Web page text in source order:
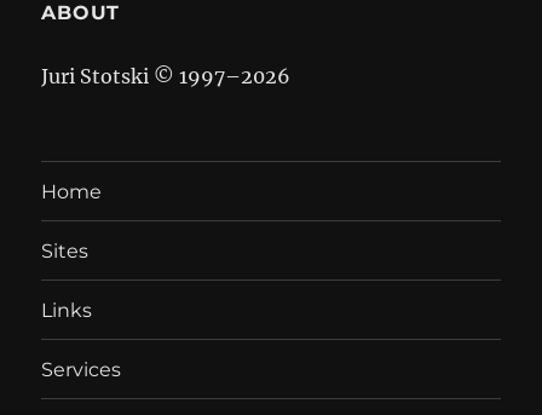
ABOUT
Juri Stotski © 1997–2026
Home
Sites
Links
Services